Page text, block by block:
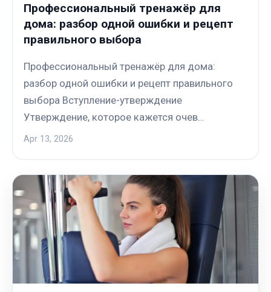
Профессиональный тренажёр для
дома: разбор одной ошибки и рецепт
правильного выбора
Профессиональный тренажёр для дома:
разбор одной ошибки и рецепт правильного
выбора Вступление-утверждение
Утверждение, которое кажется очев…
Apr 13, 2026